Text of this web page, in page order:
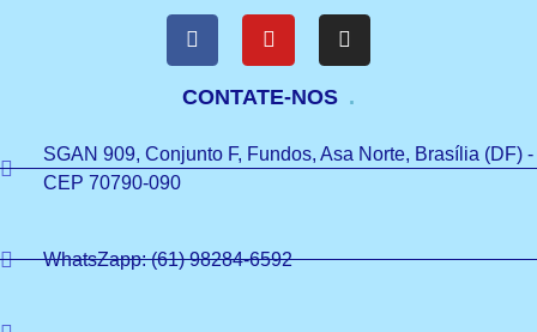
CONTATE-NOS
SGAN 909, Conjunto F, Fundos, Asa Norte, Brasília (DF) -
CEP 70790-090
WhatsZapp: (61) 98284-6592